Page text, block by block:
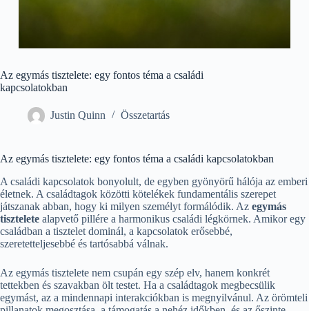
Az egymás tisztelete: egy fontos téma a családi
kapcsolatokban
Justin Quinn Összetartás
Az egymás tisztelete: egy fontos téma a családi kapcsolatokban
A családi kapcsolatok bonyolult, de egyben gyönyörű hálója az emberi
életnek. A családtagok közötti kötelékek fundamentális szerepet
játszanak abban, hogy ki milyen személyt formálódik. Az egymás
tisztelete alapvető pillére a harmonikus családi légkörnek. Amikor egy
családban a tisztelet dominál, a kapcsolatok erősebbé,
szeretetteljesebbé és tartósabbá válnak.
Az egymás tisztelete nem csupán egy szép elv, hanem konkrét
tettekben és szavakban ölt testet. Ha a családtagok megbecsülik
egymást, az a mindennapi interakciókban is megnyilvánul. Az örömteli